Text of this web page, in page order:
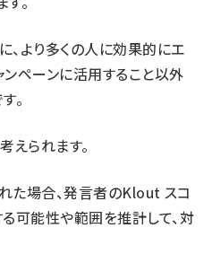
より多くの人に効果的にエ
ペーンに活用すること以外
。
えられます。
た場合、発言者のKlout スコ
る可能性や範囲を推計して、対